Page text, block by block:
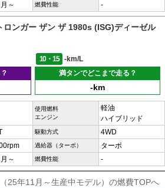
～ 燃費性能 -
ンガー ザン ザ 1980s (ISG)ディーゼル
10・15
-km/L
満タンでどこまで走る？
-km
使用燃料
エンジン
軽油
ハイブリッド
駆動方式 4WD
過給器（ターボ） ターボ
～ 燃費性能 -
25年11月～生産中モデル）の燃費TOPへ